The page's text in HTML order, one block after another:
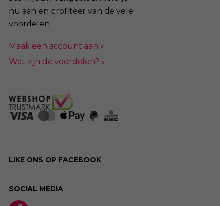
nu aan en profiteer van de vele
voordelen.
Maak een account aan »
Wat zijn de voordelen? »
LIKE ONS OP FACEBOOK
SOCIAL MEDIA